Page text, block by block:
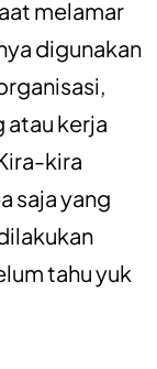
melamar
digunakan
atau kerja
kira
saja yang
tahu yuk